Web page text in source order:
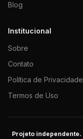
Blog
Institucional
Sobre
Contato
Política de Privacidade
Termos de Uso
Projeto independente.